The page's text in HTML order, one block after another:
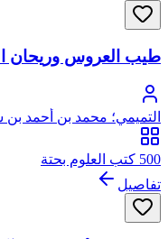
طيب العروس وريحان
التميمي؛ محمد بن أحمد بن
500 كتب العلوم بحتة
تفاصيل